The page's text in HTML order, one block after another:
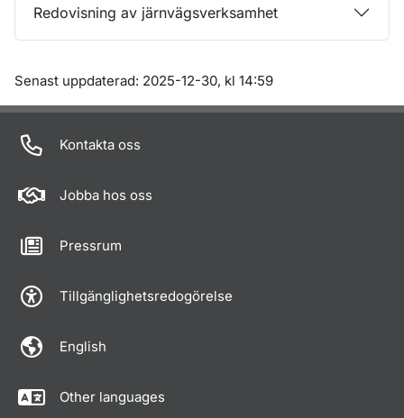
Redovisning av järnvägsverksamhet
Om sidan
Senast uppdaterad: 2025-12-30, kl 14:59
Kontakta oss
Jobba hos oss
Pressrum
Tillgänglighetsredogörelse
English
Other languages